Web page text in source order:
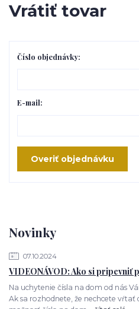
Novinky
07.10.2024
VIDEONÁVOD: Ako si pripevniť
Na uchytenie čísla na dom od nás
Ak sa rozhodnete, že nechcete
Vrátiť tovar
Číslo objednávky:
E-mail:
Overiť objednávku